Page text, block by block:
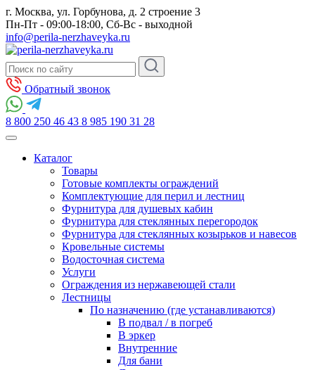
г. Москва, ул. Горбунова, д. 2 строение 3
Пн-Пт - 09:00-18:00, Сб-Вс - выходной
info@perila-nerzhaveyka.ru
Обратный звонок
8 800 250 46 43 8 985 190 31 28
Каталог
Товары
Готовые комплекты ограждений
Комплектующие для перил и лестниц
Фурнитура для душевых кабин
Фурнитура для стеклянных перегородок
Фурнитура для стеклянных козырьков и навесов
Кровельные системы
Водосточная система
Услуги
Ограждения из нержавеющей стали
Лестницы
По назначению (где устанавливаются)
В подвал / в погреб
В эркер
Внутренние
Для бани